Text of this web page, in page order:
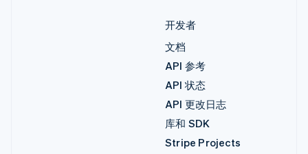
开发者
文档
API 参考
API 状态
API 更改日志
库和 SDK
Stripe Projects